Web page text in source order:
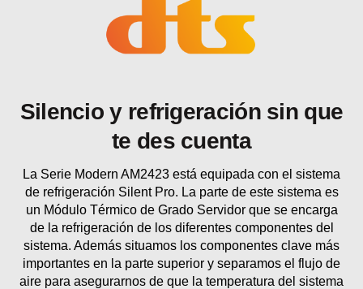
te des cuenta
de refrigeración Silent Pro. La parte de este sistema es
un Módulo Térmico de Grado Servidor que se encarga
de la refrigeración de los diferentes componentes del
sistema. Además situamos los componentes clave más
importantes en la parte superior y separamos el flujo de
aire para asegurarnos de que la temperatura del sistema
se mantiene perfectamente bajo control para un